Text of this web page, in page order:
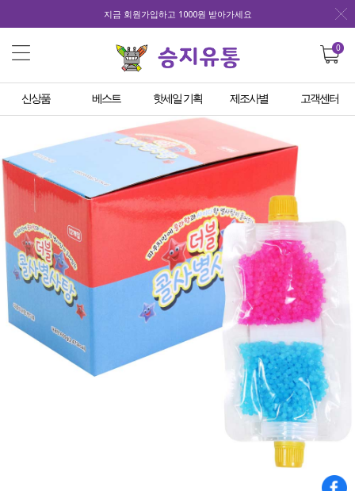
지금 회원가입하고 1000원 받아가세요
0
신상품 베스트 핫세일 기획 제조사별 고객센터